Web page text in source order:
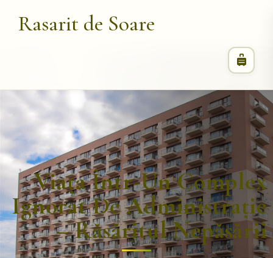
Rasarit de Soare
Viața Într-Un Complex
Ignorat De Administrație
– Răsăritul Nepăsării